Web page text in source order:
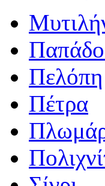
Πελόπη
Πέτρα